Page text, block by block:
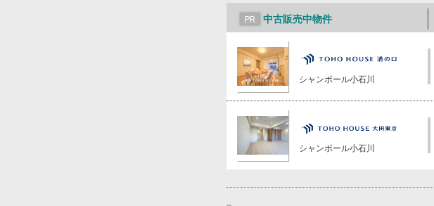
PR 中古販売中物件
シャンボール小石川
シャンボール小石川